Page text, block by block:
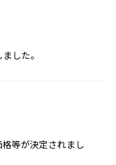
した。
等が決定されまし